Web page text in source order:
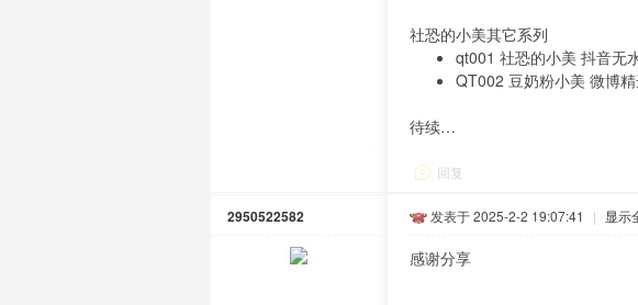
社恐的小美其它系列
qt001 社恐的小美 抖音无
QT002 豆奶粉小美 微博
待续…
回复
2950522582 发表于 2025-2-2 19:07:41 | 显示
感谢分享